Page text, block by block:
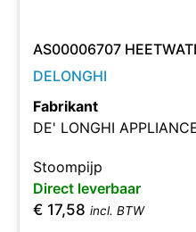
AS00006707
DELONGHI
Fabrikant
DE' LONGHI
Stoompijp
Direct leverbaar
€ 17,58 incl. BTW